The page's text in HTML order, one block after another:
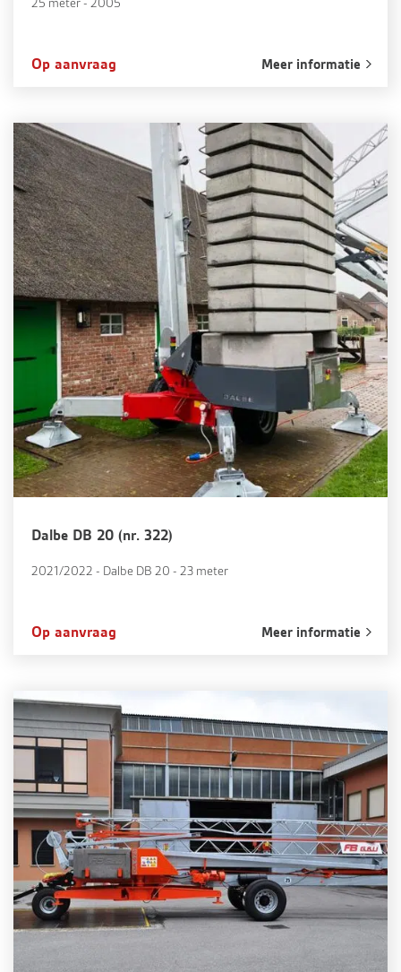
Op aanvraag Meer informatie
Dalbe DB 20 (nr. 322)
2021/2022 - Dalbe DB 20 - 23 meter
Op aanvraag Meer informatie